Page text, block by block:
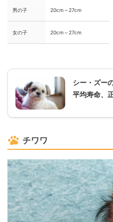
男の子 20cm～27cm
女の子 20cm～27cm
シー・ズー
平均寿命、
チワワ